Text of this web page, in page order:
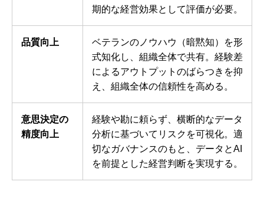
期的な経営効果として評価が必要。
品質向上
ベテランのノウハウ（暗黙知）を形
式知化し、組織全体で共有。経験差
によるアウトプットのばらつきを抑
え、組織全体の信頼性を高める。
意思決定の
精度向上
経験や勘に頼らず、横断的なデータ
分析に基づいてリスクを可視化。適
切なガバナンスのもと、データとAI
を前提とした経営判断を実現する。